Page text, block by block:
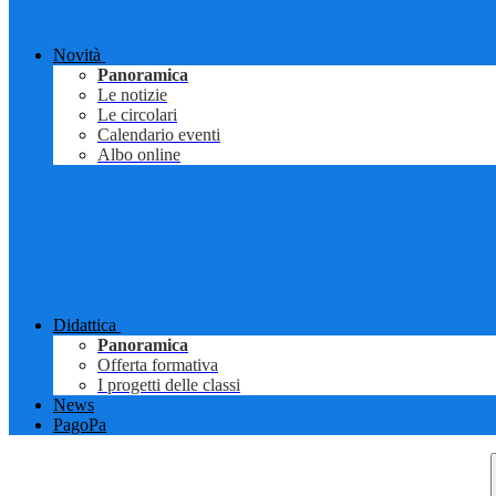
Novità
Panoramica
Le notizie
Le circolari
Calendario eventi
Albo online
Didattica
Panoramica
Offerta formativa
I progetti delle classi
News
PagoPa